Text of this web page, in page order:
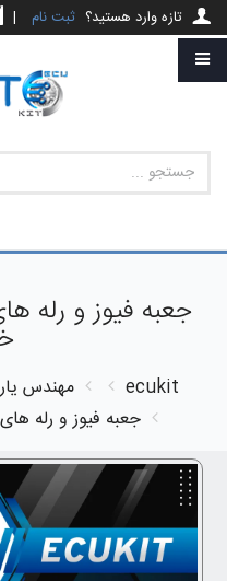
تازه وارد هستید؟ ثبت نام |
جعبه فیوز و رله
ecukit مهندس یار
جعبه فیوز و رله